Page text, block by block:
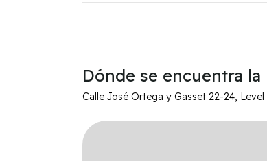
Dónde se encuentra
Calle José Ortega y Gasset 22-24,